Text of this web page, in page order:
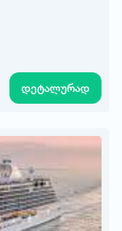
დეტალურად